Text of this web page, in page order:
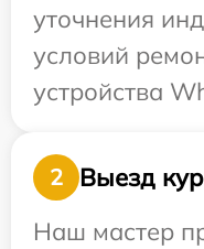
уточнения
условий
устройства
2
Выезд
Наш мастер